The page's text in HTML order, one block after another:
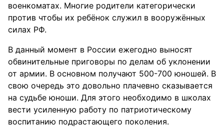
военкоматах. Многие родители категорически
против чтобы их ребёнок служил в вооружённых
силах РФ.
В данный момент в России ежегодно выносят
обвинительные приговоры по делам об уклонении
от армии. В основном получают 500-700 юношей. В
свою очередь это довольно плачевно сказывается
на судьбе юноши. Для этого необходимо в школах
вести усиленную работу по патриотическому
воспитанию подрастающего поколения.